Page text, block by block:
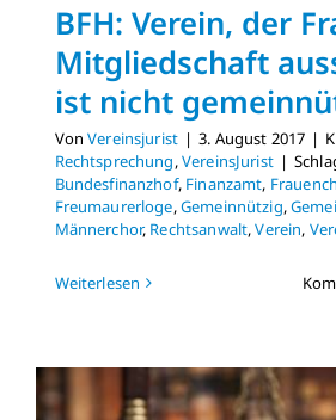
BFH: Verein, der
Mitgliedschaft
ist nicht
VonVereinsjurist | 3. August 2017 |
Rechtsprechung,VereinsJurist |
Bundesfinanzhof, Finanzamt,
Freumaurerloge,Gemeinnützig,
Männerchor, Rechtsanwalt,Verein,
Weiterlesen